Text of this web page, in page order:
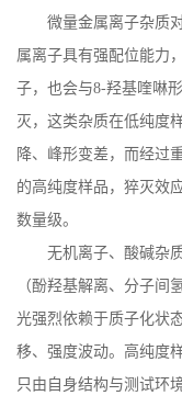
微量金属离子杂质
属离子具有强配位能力
子，也会与8-羟基喹啉
灭，这类杂质在低纯度
降、峰形变差，而经过
的高纯度样品，猝灭效
数量级。
无机离子、酸碱杂
（酚羟基解离、分子间
光强烈依赖于质子化状
移、强度波动。高纯度
只由自身结构与测试环